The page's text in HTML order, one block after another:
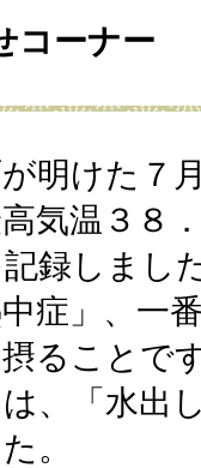
コーナー
明けた７
気温３８
記録しまし
症」、一
ることで
、「水出
た。